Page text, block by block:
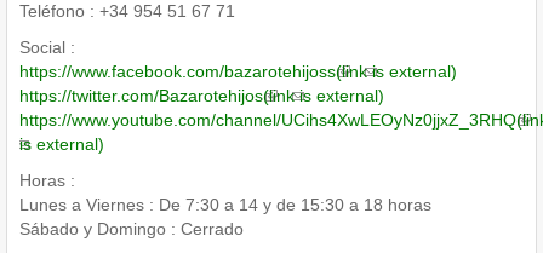
Teléfono : +34 954 51 67 71
Social :
https://www.facebook.com/bazarotehijoss(link is external)
https://twitter.com/Bazarotehijos(link is external)
https://www.youtube.com/channel/UCihs4XwLEOyNz0jjxZ_3RHQ
is external)
Horas :
Lunes a Viernes : De 7:30 a 14 y de 15:30 a 18 horas
Sábado y Domingo : Cerrado